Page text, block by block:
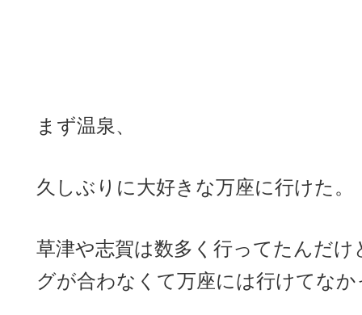
まず温泉、
久しぶりに大好きな万座に行けた。
草津や志賀は数多く行ってたんだ
グが合わなくて万座には行けてなか